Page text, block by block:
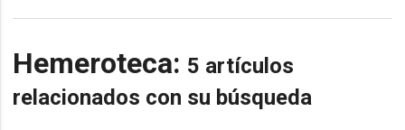
Hemeroteca: 5 artículos
relacionados con su búsqueda